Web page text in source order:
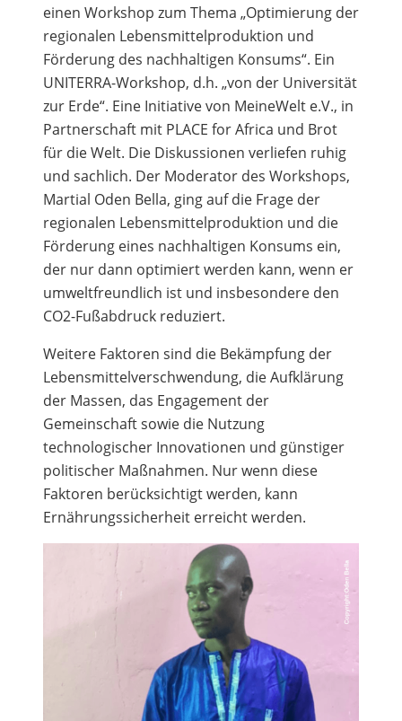
einen Workshop zum Thema „Optimierung der
regionalen Lebensmittelproduktion und
Förderung des nachhaltigen Konsums“. Ein
UNITERRA-Workshop, d.h. „von der Universität
zur Erde“. Eine Initiative von MeineWelt e.V., in
Partnerschaft mit PLACE for Africa und Brot
für die Welt. Die Diskussionen verliefen ruhig
und sachlich. Der Moderator des Workshops,
Martial Oden Bella, ging auf die Frage der
regionalen Lebensmittelproduktion und die
Förderung eines nachhaltigen Konsums ein,
der nur dann optimiert werden kann, wenn er
umweltfreundlich ist und insbesondere den
CO2-Fußabdruck reduziert.
Weitere Faktoren sind die Bekämpfung der
Lebensmittelverschwendung, die Aufklärung
der Massen, das Engagement der
Gemeinschaft sowie die Nutzung
technologischer Innovationen und günstiger
politischer Maßnahmen. Nur wenn diese
Faktoren berücksichtigt werden, kann
Ernährungssicherheit erreicht werden.